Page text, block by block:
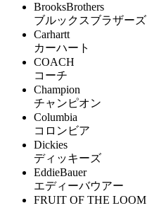
BrooksBrothers
ブルックスブラザーズ
Carhartt
カーハート
COACH
コーチ
Champion
チャンピオン
Columbia
コロンビア
Dickies
ディッキーズ
EddieBauer
エディーバウアー
FRUIT OF THE LOOM